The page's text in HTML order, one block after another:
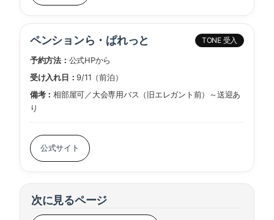
ペンションら・ぱれっと TONE 受入
予約方法： 公式HPから
受け入れ日：9/11（前泊）
備考：相部屋可／大会専用バス（旧エレガント前）～送迎あ
り
公式サイト
次に見るページ